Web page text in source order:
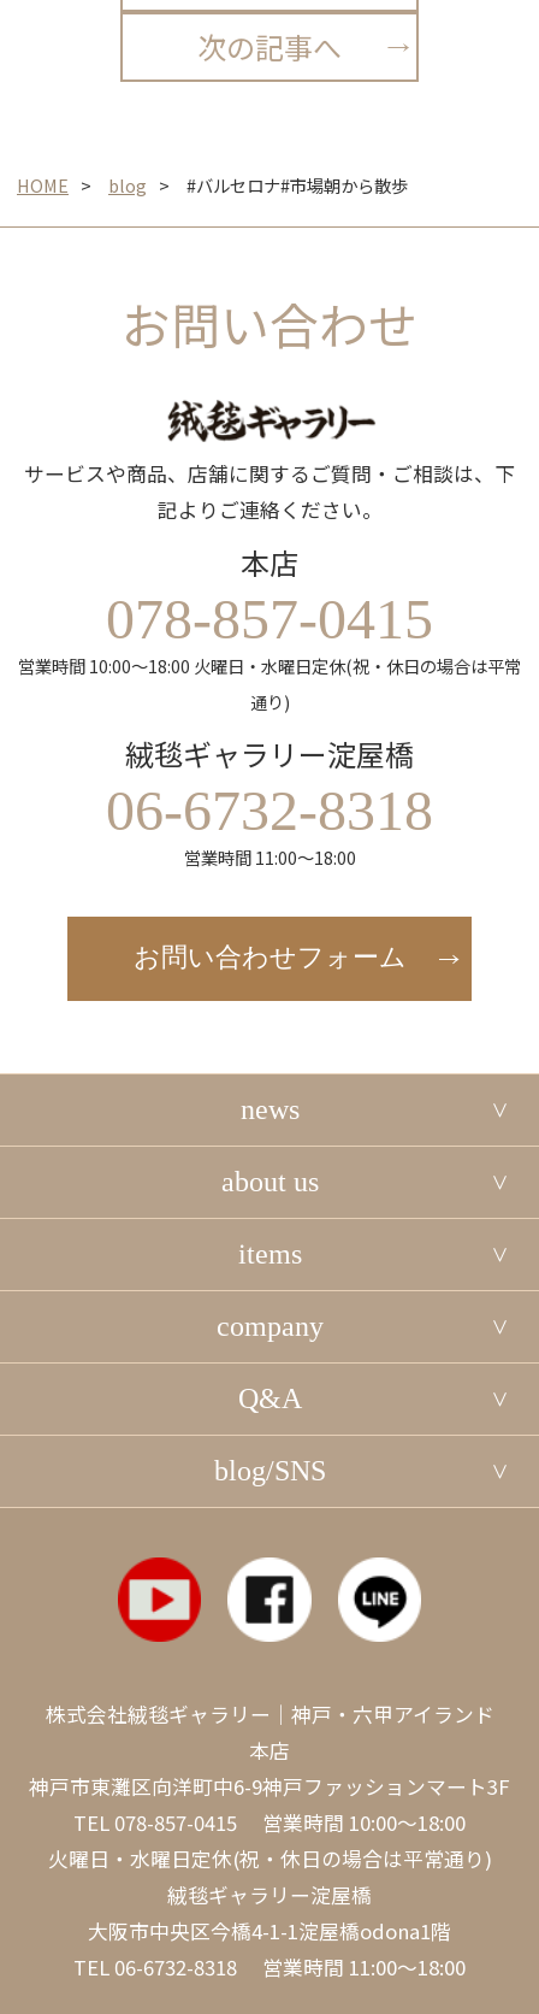
次の記事へ
HOME blog #バルセロナ#市場朝から散歩
お問い合わせ
サービスや商品、店舗に関するご質問・ご相談は、下
記よりご連絡ください。
本店
078-857-0415
営業時間 10:00～18:00 火曜日・水曜日定休(祝・休日の場合は平常
通り)
絨毯ギャラリー淀屋橋
06-6732-8318
営業時間 11:00～18:00
お問い合わせフォーム
news
about us
items
company
Q&A
blog/SNS
株式会社絨毯ギャラリー｜神戸・六甲アイランド
本店
神戸市東灘区向洋町中6-9神戸ファッションマート3F
TEL 078-857-0415 営業時間 10:00～18:00
火曜日・水曜日定休(祝・休日の場合は平常通り)
絨毯ギャラリー淀屋橋
大阪市中央区今橋4-1-1淀屋橋odona1階
TEL 06-6732-8318 営業時間 11:00～18:00